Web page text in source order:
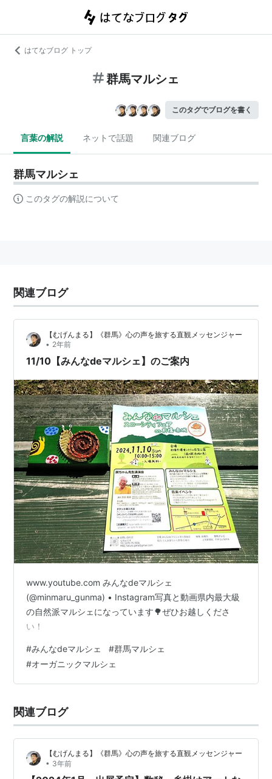
はてなブログ トップ
群馬マルシェ
このタグでブログを書く
言葉の解説 ネットで話題 関連ブログ
群馬マルシェ
このタグの解説について
関連ブログ
【むげんまる】《群馬》心の声を旅する直観メッセンジャー
• 2年前
11/10【みんなdeマルシェ】のご案内
www.youtube.com みんなdeマルシェ
(@minmaru_gunma) • Instagram写真と動画県内最大級
の自然派マルシェになっています🌳ぜひお越しくださ
い！
#みんなdeマルシェ #群馬マルシェ
#オーガニックマルシェ
関連ブログ
【むげんまる】《群馬》心の声を旅する直観メッセンジャー
• 3年前